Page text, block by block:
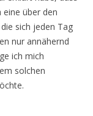
eine über den
sich jeden Tag
nur annähernd
ich mich
solchen